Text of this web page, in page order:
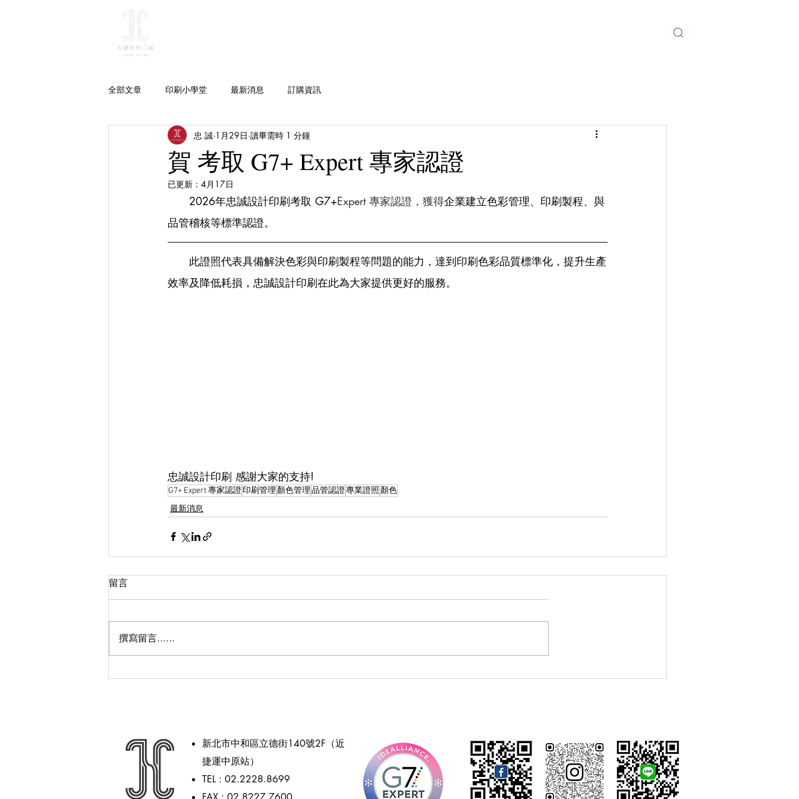
全部文章 印刷小學堂 最新消息 訂購資訊
賀 考取 G7+ Expert 專家認證
忠 誠 1月29日 讀畢需時 1 分鐘
已更新： 4月17日
2026年忠誠設計印刷考取 G7+Expert 專家認證，獲得企業建立色彩管理、印刷製程、與
品管稽核等標準認證。
此證照代表具備解決色彩與印刷製程等問題的能力，達到印刷色彩品質標準化，提升生產
效率及降低耗損，忠誠設計印刷在此為大家提供更好的服務。
忠誠設計印刷 感謝大家的支持!
G7+ Expert 專家認證印刷管理顏色管理品管認證專業證照顏色
最新消息
留言
撰寫留言......
新北市中和區立德街140號2F（近
捷運中原站）
TEL : 02.2228.8699